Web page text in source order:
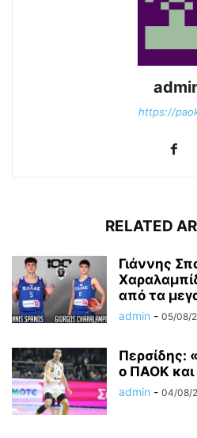
https://
RELATED
Γιάννης
από τα
admin - 05/08/
Περσίδης:
ο ΠΑΟΚ και
admin - 04/08/